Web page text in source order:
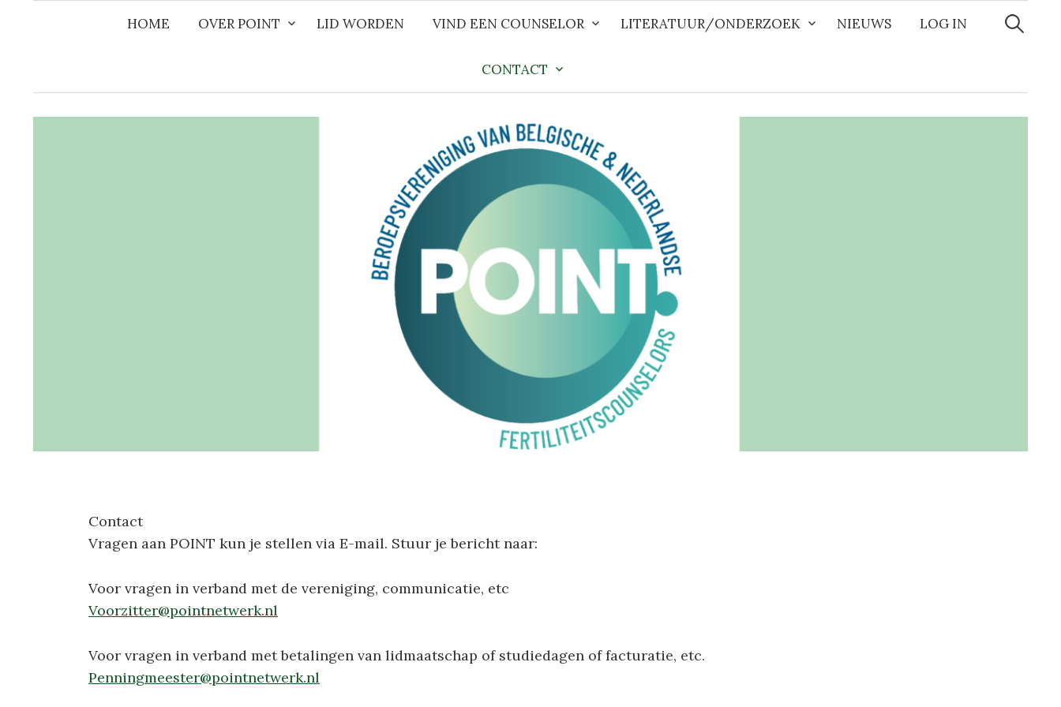
HOME OVER POINT LID WORDEN VIND EEN COUNSELOR LITERATUUR/ONDERZOEK NIEUWS LOG IN
CONTACT
Zoeken
naar:
Contact
Vragen aan POINT kun je stellen via E-mail. Stuur je bericht naar:
Voor vragen in verband met de vereniging, communicatie, etc
Voorzitter@pointnetwerk.nl
Voor vragen in verband met betalingen van lidmaatschap of studiedagen of facturatie, etc.
Penningmeester@pointnetwerk.nl